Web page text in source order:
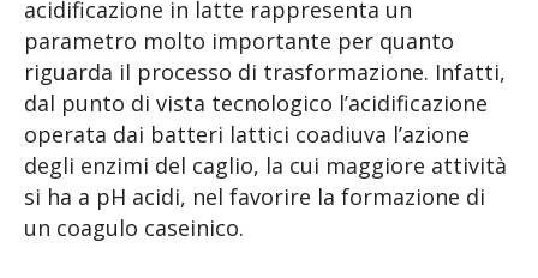
acidificazione in latte rappresenta un
parametro molto importante per quanto
riguarda il processo di trasformazione. Infatti,
dal punto di vista tecnologico l’acidificazione
operata dai batteri lattici coadiuva l’azione
degli enzimi del caglio, la cui maggiore attività
si ha a pH acidi, nel favorire la formazione di
un coagulo caseinico.